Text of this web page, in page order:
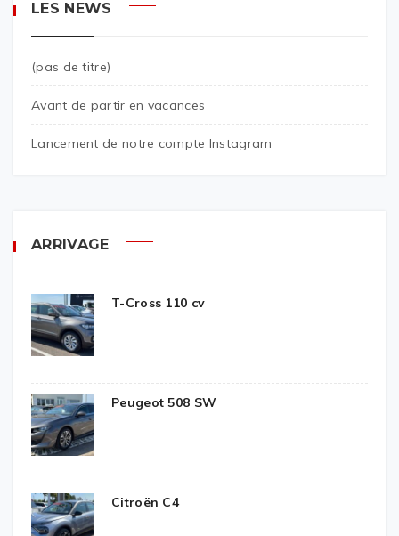
LES NEWS
(pas de titre)
Avant de partir en vacances
Lancement de notre compte Instagram
ARRIVAGE
T-Cross 110 cv
Peugeot 508 SW
Citroën C4